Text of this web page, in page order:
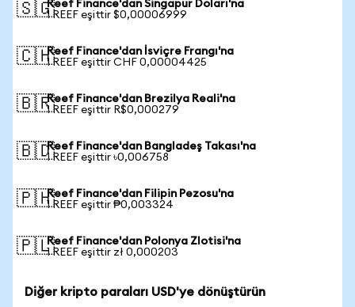
🇸🇬Reef Finance'dan Singapur Doları'na
1 REEF eşittir $0,00006999
🇨🇭Reef Finance'dan İsviçre Frangı'na
1 REEF eşittir CHF 0,00004425
🇧🇷Reef Finance'dan Brezilya Reali'na
1 REEF eşittir R$0,000279
🇧🇩Reef Finance'dan Bangladeş Takası'na
1 REEF eşittir ৳0,006758
🇵🇭Reef Finance'dan Filipin Pezosu'na
1 REEF eşittir ₱0,003324
🇵🇱Reef Finance'dan Polonya Zlotisi'na
1 REEF eşittir zł 0,000203
Diğer kripto paraları USD'ye dönüştürün